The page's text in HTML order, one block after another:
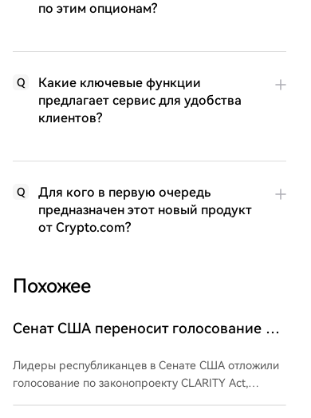
по этим опционам?
Q
Какие ключевые функции
предлагает сервис для удобства
клиентов?
Q
Для кого в первую очередь
предназначен этот новый продукт
от Crypto.com?
Похожее
Сенат США переносит голосование по
Лидеры республиканцев в Сенате США отложили
голосование по законопроекту CLARITY Act,